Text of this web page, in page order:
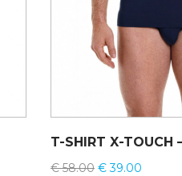
€58.00 €39.00